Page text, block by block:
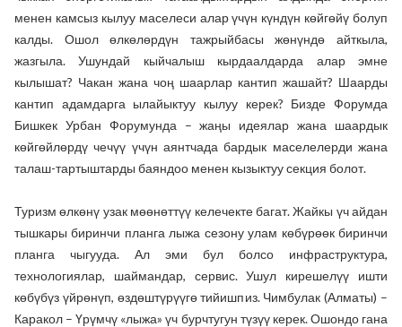
менен камсыз кылуу маселеси алар үчүн күндүн көйгөйү болуп
калды. Ошол өлкөлөрдүн тажрыйбасы жөнүндө айткыла,
жазгыла. Ушундай кыйчалыш кырдаалдарда алар эмне
кылышат? Чакан жана чоң шаарлар кантип жашайт? Шаарды
кантип адамдарга ылайыктуу кылуу керек? Бизде Форумда
Бишкек Урбан Форумунда – жаңы идеялар жана шаардык
көйгөйлөрдү чечүү үчүн аянтчада бардык маселелерди жана
талаш-тартыштарды баяндоо менен кызыктуу секция болот.
Туризм өлкөнү узак мөөнөттүү келечекте багат. Жайкы үч айдан
тышкары биринчи планга лыжа сезону улам көбүрөөк биринчи
планга чыгууда. Ал эми бул болсо инфраструктура,
технологиялар, шаймандар, сервис. Ушул кирешелүү ишти
көбүбүз үйрөнүп, өздөштүрүүгө тийишпиз. Чимбулак (Алматы) –
Каракол – Үрүмчү «лыжа» үч бурчтугун түзүү керек. Ошондо гана